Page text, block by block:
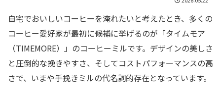
自宅でおいしいコーヒーを淹れたいと考えたとき、多くの
コーヒー愛好家が最初に候補に挙げるのが「タイムモア
（TIMEMORE）」のコーヒーミルです。デザインの美しさ
と圧倒的な挽きやすさ、そしてコストパフォーマンスの高
さで、いまや手挽きミルの代名詞的存在となっています。